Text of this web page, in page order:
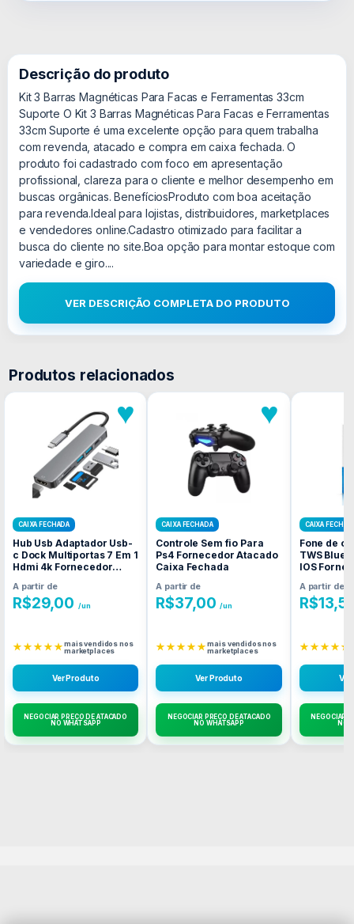
Descrição do produto
Kit 3 Barras Magnéticas Para Facas e Ferramentas 33cm
Suporte O Kit 3 Barras Magnéticas Para Facas e Ferramentas
33cm Suporte é uma excelente opção para quem trabalha
com revenda, atacado e compra em caixa fechada. O
produto foi cadastrado com foco em apresentação
profissional, clareza para o cliente e melhor desempenho em
buscas orgânicas. BenefíciosProduto com boa aceitação
para revenda.Ideal para lojistas, distribuidores, marketplaces
e vendedores online.Cadastro otimizado para facilitar a
busca do cliente no site.Boa opção para montar estoque com
variedade e giro....
VER DESCRIÇÃO COMPLETA DO PRODUTO
Produtos relacionados
♥
CAIXA FECHADA
Hub Usb Adaptador Usb-
c Dock Multiportas 7 Em 1
Hdmi 4k Fornecedor
A partir de
R$29,00 /un
★★★★★mais vendidos nos
marketplaces
Ver Produto
NEGOCIAR PREÇO DE ATACADO
NO WHATSAPP
♥
CAIXA FECHADA
Controle Sem fio Para
Ps4 Fornecedor Atacado
Caixa Fechada
A partir de
R$37,00 /un
★★★★★mais vendidos nos
marketplaces
Ver Produto
NEGOCIAR PREÇO DE ATACADO
NO WHATSAPP
CAIXA
Fone de
TWS
IOS
A partir de
R$
★★★★★
NEGOCIAR
NO